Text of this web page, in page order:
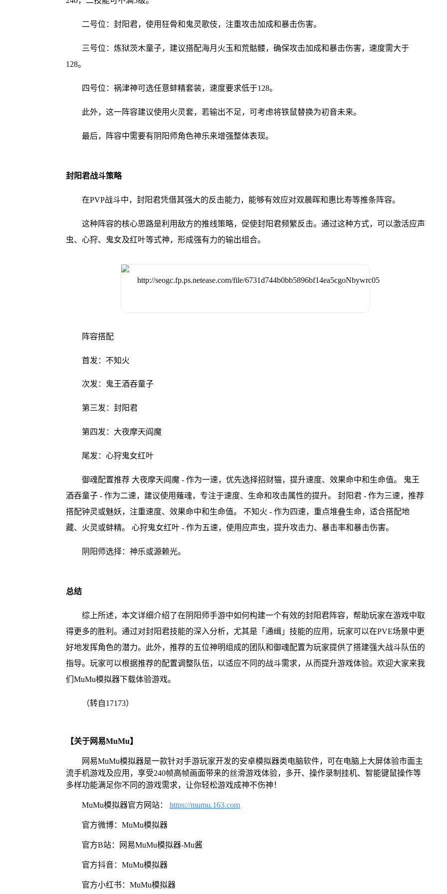
二号位：封阳君，使用狂骨和鬼灵歌伎，注重攻击加成和暴击伤害。
三号位：炼狱茨木童子，建议搭配海月火玉和荒骷髅，确保攻击加成和暴击伤害，速度需大于
128。
四号位：祸津神可选任意蚌精套装，速度要求低于128。
此外，这一阵容建议使用火灵套，若输出不足，可考虑将铁鼠替换为初音未来。
最后，阵容中需要有阴阳师角色神乐来增强整体表现。
封阳君战斗策略
在PVP战斗中，封阳君凭借其强大的反击能力，能够有效应对双晨晖和惠比寿等推条阵容。
这种阵容的核心思路是利用敌方的推线策略，促使封阳君频繁反击。通过这种方式，可以激活应声
虫、心狩、鬼女及红叶等式神，形成强有力的输出组合。
阵容搭配
首发：不知火
次发：鬼王酒吞童子
第三发：封阳君
第四发：大夜摩天阎魔
尾发：心狩鬼女红叶
御魂配置推荐 大夜摩天阎魔 - 作为一速，优先选择招财猫，提升速度、效果命中和生命值。 鬼王
酒吞童子 - 作为二速，建议使用薙魂，专注于速度、生命和攻击属性的提升。 封阳君 - 作为三速，推荐
搭配钟灵或魅妖，注重速度、效果命中和生命值。 不知火 - 作为四速，重点堆叠生命，适合搭配地
藏、火灵或蚌精。 心狩鬼女红叶 - 作为五速，使用应声虫，提升攻击力、暴击率和暴击伤害。
阴阳师选择：神乐或源赖光。
总结
综上所述，本文详细介绍了在阴阳师手游中如何构建一个有效的封阳君阵容，帮助玩家在游戏中取
得更多的胜利。通过对封阳君技能的深入分析，尤其是「通缉」技能的应用，玩家可以在PVE场景中更
好地发挥角色的潜力。此外，推荐的五位神明组成的团队和御魂配置为玩家提供了搭建强大战斗队伍的
指导。玩家可以根据推荐的配置调整队伍，以适应不同的战斗需求，从而提升游戏体验。欢迎大家来我
们MuMu模拟器下载体验游戏。
（转自17173）
【关于网易MuMu】
网易MuMu模拟器是一款针对手游玩家开发的安卓模拟器类电脑软件，可在电脑上大屏体验市面主
流手机游戏及应用，享受240帧高帧画面带来的丝滑游戏体验，多开、操作录制挂机、智能键鼠操作等
多样功能满足你不同的游戏需求，让你轻松游戏成神不伤神！
MuMu模拟器官方网站： https://mumu.163.com
官方微博：MuMu模拟器
官方B站：网易MuMu模拟器-Mu酱
官方抖音：MuMu模拟器
官方小红书：MuMu模拟器